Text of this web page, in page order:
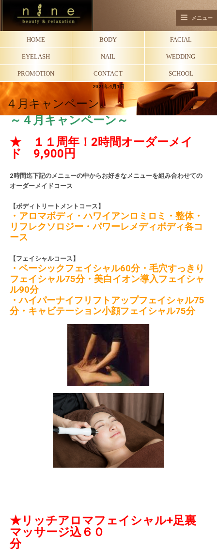
メニュー
HOME BODY FACIAL
EYELASH NAIL WEDDING
PROMOTION CONTACT SCHOOL
2021年4月1日
４月キャンペーン
～４月キャンペーン～
★１１周年！ 2時間オーダーメイ
ド
9,900 円
2時間迄下記のメニューの中からお好きなメニューを組み合わせての
オーダーメイドコース
【ボディトリートメントコース】
・アロマボディ・ハワイアンロミロミ・整体・
リフレクソロジー・パワーレメディボディ各コ
ース
【フェイシャルコース】
・ベーシックフェイシャル60分・毛穴すっきり
フェイシャル75分・美白イオン導入フェイシャ
ル90分
・ハイパーナイフリフトアップフェイシャル75
分・キャビテーション小顔フェイシャル75分
★リッチアロマフェイシャル+足裏
マッサージ込 ６０
分